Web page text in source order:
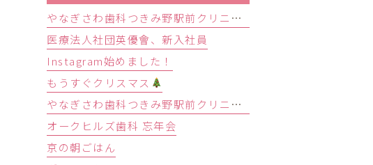
やなぎさわ歯科つきみ野駅前クリニック、オークヒルズ歯科合同新人歓迎会
医療法人社団英優會、新入社員
Instagram始めました！
もうすぐクリスマス
やなぎさわ歯科つきみ野駅前クリニック忘年会
オークヒルズ歯科 忘年会
京の朝ごはん